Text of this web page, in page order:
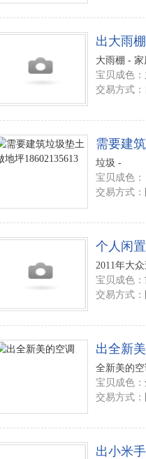
出大雨棚
大雨棚 -
宝贝成色：
交易方式：
需要建
垃圾 -
宝贝成色：
交易方式：
个人闲
2011年大
宝贝成色：
交易方式：
出全新
全新美的
宝贝成色：
交易方式：
出小米